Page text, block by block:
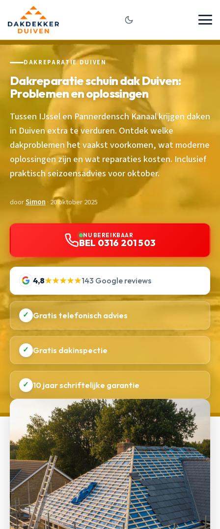
DAKREPARATIE DUIVEN
Dakreparatie schuin dak Duiven:
Problemen en oplossingen
Tussen IJssel en Pannerdensch Kanaal krijgen daken
in Duiven extra te verduren. Ontdek welke
dakproblemen het vaakst voorkomen, wat moderne
oplossingen zijn en wat reparaties kosten. Inclusief
praktisch seizoensadvies voor oktober.
doorSimon · 20 oktober 2025
NU BEREIKBAAR
BEL 0316 201 503
4,8★★★★★143 Google reviews
✓ Gratis telefonisch advies
✓ Gratis dakinspectie
✓ 10 jaar schriftelijke garantie